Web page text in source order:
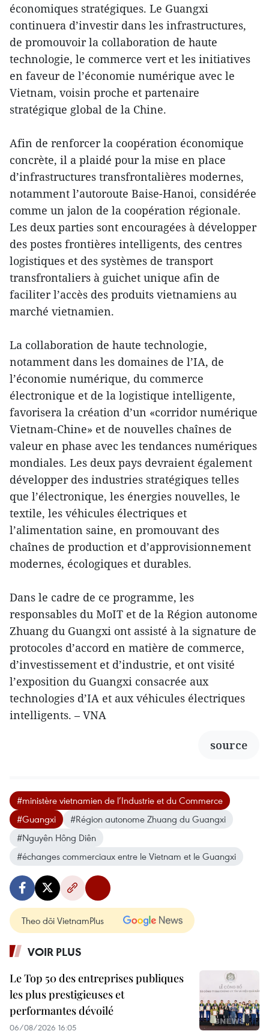
économiques stratégiques. Le Guangxi
continuera d’investir dans les infrastructures,
de promouvoir la collaboration de haute
technologie, le commerce vert et les initiatives
en faveur de l’économie numérique avec le
Vietnam, voisin proche et partenaire
stratégique global de la Chine.
Afin de renforcer la coopération économique
concrète, il a plaidé pour la mise en place
d’infrastructures transfrontalières modernes,
notamment l’autoroute Baise-Hanoi, considérée
comme un jalon de la coopération régionale.
Les deux parties sont encouragées à développer
des postes frontières intelligents, des centres
logistiques et des systèmes de transport
transfrontaliers à guichet unique afin de
faciliter l’accès des produits vietnamiens au
marché vietnamien.
La collaboration de haute technologie,
notamment dans les domaines de l’IA, de
l’économie numérique, du commerce
électronique et de la logistique intelligente,
favorisera la création d’un «corridor numérique
Vietnam-Chine» et de nouvelles chaînes de
valeur en phase avec les tendances numériques
mondiales. Les deux pays devraient également
développer des industries stratégiques telles
que l’électronique, les énergies nouvelles, le
textile, les véhicules électriques et
l’alimentation saine, en promouvant des
chaînes de production et d’approvisionnement
modernes, écologiques et durables.
Dans le cadre de ce programme, les
responsables du MoIT et de la Région autonome
Zhuang du Guangxi ont assisté à la signature de
protocoles d’accord en matière de commerce,
d’investissement et d’industrie, et ont visité
l’exposition du Guangxi consacrée aux
technologies d’IA et aux véhicules électriques
intelligents. – VNA
source
#ministère vietnamien de l’Industrie et du Commerce
#Guangxi
#Région autonome Zhuang du Guangxi
#Nguyên Hông Diên
#échanges commerciaux entre le Vietnam et le Guangxi
Theo dõi VietnamPlus
VOIR PLUS
Le Top 50 des entreprises publiques
les plus prestigieuses et
performantes dévoilé
06/08/2026 16:05